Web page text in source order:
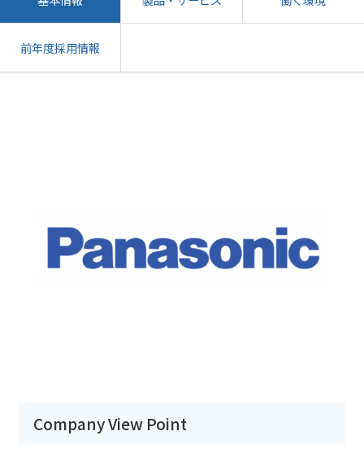
前年度採用情報
Company View Point